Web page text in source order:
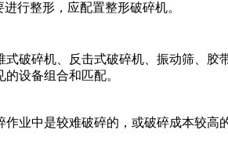
行整形，应配置整形破碎机。
破碎机、反击式破碎机、振动筛、
设备组合和匹配。
业中是较难破碎的，或破碎成本较